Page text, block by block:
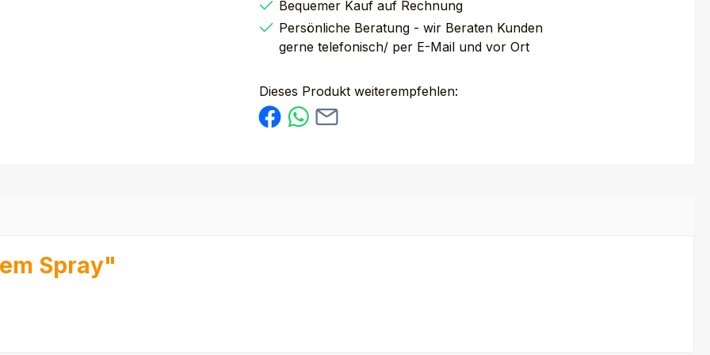
Bequemer Kauf auf Rechnung
Persönliche Beratung - wir Beraten Kunden
gerne telefonisch/ per E-Mail und vor Ort
Dieses Produkt weiterempfehlen:
Spray"